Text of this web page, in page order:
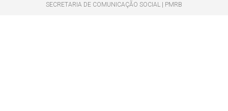
SECRETARIA DE COMUNICAÇÃO SOCIAL | PMRB